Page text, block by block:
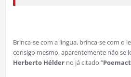
Brinca-se com a língua, brinca-se com o
consigo mesmo, aparentemente não se
Herberto Hélderno já citado “